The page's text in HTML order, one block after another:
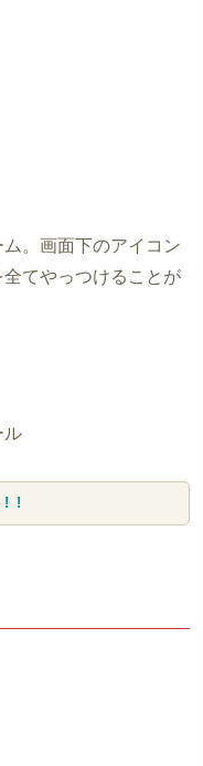
。画面下のアイコン
てやっつけることが
ル